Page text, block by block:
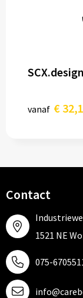
vanaf €
Contact
1521 NE
075-